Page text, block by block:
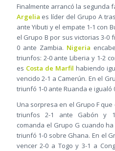
Finalmente arrancó la segunda
Argelia es líder del Grupo A
ante Yibuti y el empate 1-1 con
el Grupo B por sus victorias 3-0
0 ante Zambia. Nigeria
triunfos: 2-0 ante Liberia y 1-2
es Costa de Marfil habiendo
vencido 2-1 a Camerún. En el
triunfó 1-0 ante Ruanda e igualó
Una sorpresa en el Grupo F
triunfos 2-1 ante Gabón y
comanda el Grupo G cuando
triunfó 1-0 sobre Ghana. En el
vencer 2-0 a Togo y 3-1 a